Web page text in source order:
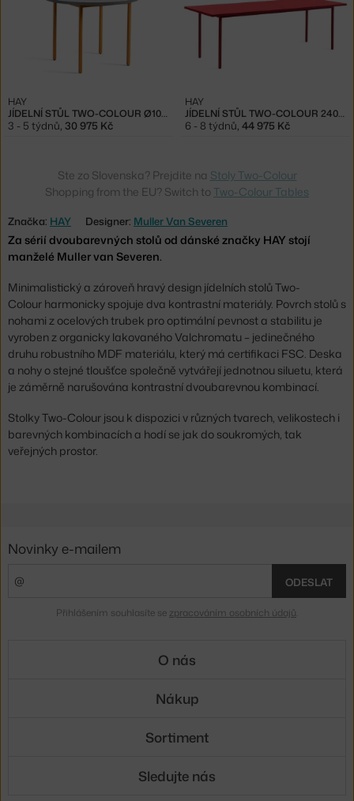
Značka: HAY Designer: Muller Van Severen
Za sérií dvoubarevných stolů od dánské značky HAY stojí
manželé Muller van Severen.
Minimalistický a zároveň hravý design jídelních stolů Two-
Colour harmonicky spojuje dva kontrastní materiály. Povrch stolů s
nohami z ocelových trubek pro optimální pevnost a stabilitu je
vyroben z organicky lakovaného Valchromatu – jedinečného
druhu robustního MDF materiálu, který má certifikaci FSC. Deska
a nohy o stejné tloušťce společně vytvářejí jednotnou siluetu, která
je záměrně narušována kontrastní dvoubarevnou kombinací.
Stolky Two-Colour jsou k dispozici v různých tvarech, velikostech i
barevných kombinacích a hodí se jak do soukromých, tak
veřejných prostor.
JÍDELNÍ STŮL TWO-COLOUR Ø105, OCHRE/LIGHT GREY
HAY
3 - 5 týdnů, 30 975 Kč
JÍDELNÍ STŮL TWO-COLOUR 240 CM, MAROON RED/RED
HAY
6 - 8 týdnů, 44 975 Kč
Ste zo Slovenska? Prejdite na Stoly Two-Colour
Shopping from the EU? Switch to Two-Colour Tables
Novinky e-mailem
ODESLAT
Přihlášením souhlasíte se zpracováním osobních údajů
O nás
Nákup
Sortiment
Sledujte nás